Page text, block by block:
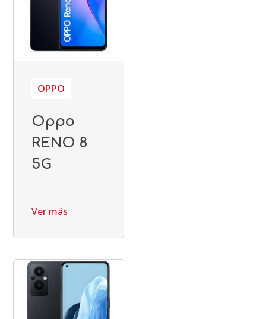
OPPO
Oppo
RENO 8
5G
Ver más